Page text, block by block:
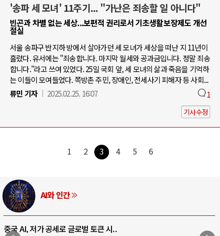
'송파 세 모녀' 11주기... "가난은 죄송할 일 아니다"
빈곤과 차별 없는 세상...보편적 권리로서 기초생활보장제도 개선
절실
서울 송파구 반지하 방에서 살아가던 세 모녀가 세상을 떠난 지 11년이
흘렀다. 유서에는 "죄송합니다. 마지막 월세와 공과금입니다. 정말 죄송
합니다.”라고 쓰여 있었다. 25일 국회 앞, 세 모녀의 삶과 죽음을 기억하
는 이들이 모여들었다. 쪽방촌 주민, 장애인, 전세사기 피해자 등 사회...
류민 기자
2025.02.25. 16:07 1
기사수정
1 2 3 4 5 6
러시아-우크라이나 전쟁
전쟁의 추상화: 우크라이나, 대리전의 역..